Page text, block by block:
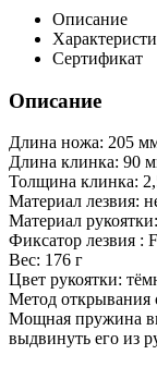
Описание
Сертификат
Описание
Длина ножа: 205
Длина клинка: 90
Толщина клинка:
Материал лезвия:
Материал
Фиксатор лезвия :
Вес: 176 г
Цвет рукоятки:
Метод открывания
Мощная пружина
выдвинуть его из